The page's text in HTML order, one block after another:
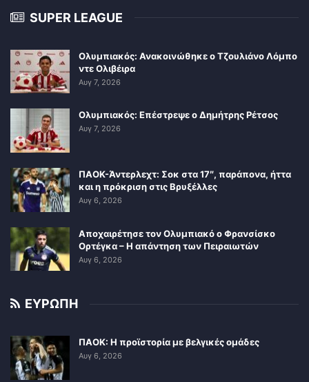
SUPER LEAGUE
Ολυμπιακός: Ανακοινώθηκε ο Τζουλιάνο Λόμπο
ντε Ολιβέιρα
Αυγ 7, 2026
Ολυμπιακός: Επέστρεψε ο Δημήτρης Ρέτσος
Αυγ 7, 2026
ΠΑΟΚ-Άντερλεχτ: Σοκ στα 17″, παράπονα, ήττα
και η πρόκριση στις Βρυξέλλες
Αυγ 6, 2026
Αποχαιρέτησε τον Ολυμπιακό ο Φρανσίσκο
Ορτέγκα – Η απάντηση των Πειραιωτών
Αυγ 6, 2026
ΕΥΡΩΠΗ
ΠΑΟΚ: Η προϊστορία με βελγικές ομάδες
Αυγ 6, 2026